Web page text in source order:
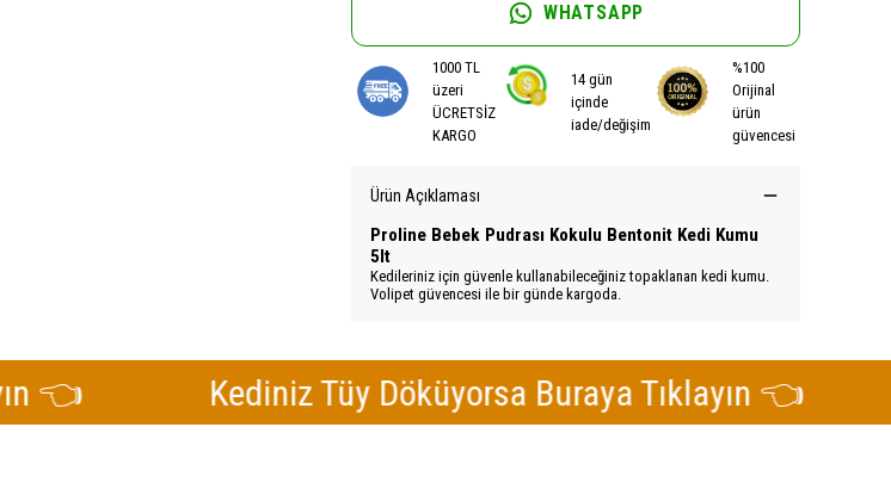
WHATSAPP
1000 TL
üzeri
ÜCRETSİZ
KARGO
14 gün
içinde
iade/değişim
%100
Orijinal
ürün
güvencesi
Ürün Açıklaması
Proline Bebek Pudrası Kokulu Bentonit Kedi Kumu
5lt
Kedileriniz için güvenle kullanabileceğiniz topaklanan kedi kumu.
Volipet güvencesi ile bir günde kargoda.
Kediniz Tüy Döküyorsa Buraya Tıklayın 👈